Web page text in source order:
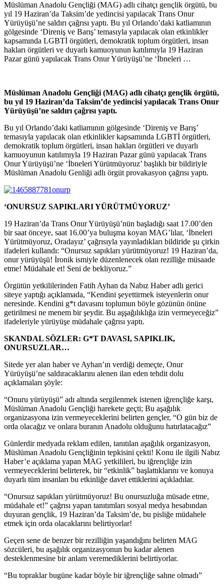
Müslüman Anadolu Gençliği (MAG) adlı cihatçı gençlik örgütü, bu
yıl 19 Haziran’da Taksim’de yedincisi yapılacak Trans Onur
Yürüyüşü’ne saldırı çağrısı yaptı. Bu yıl Orlando’daki katliamının
gölgesinde ‘Direniş ve Barış’ temasıyla yapılacak olan etkinlikler
kapsamında LGBTİ örgütleri, demokratik toplum örgütleri, insan
hakları örgütleri ve duyarlı kamuoyunun katılımıyla 19 Haziran
Pazar günü yapılacak Trans Onur Yürüyüşü’ne ‘İbneleri …
Müslüman Anadolu Gençliği (MAG) adlı cihatçı gençlik örgütü,
bu yıl 19 Haziran’da Taksim’de yedincisi yapılacak Trans Onur
Yürüyüşü’ne saldırı çağrısı yaptı.
Bu yıl Orlando’daki katliamının gölgesinde ‘Direniş ve Barış’
temasıyla yapılacak olan etkinlikler kapsamında LGBTİ örgütleri,
demokratik toplum örgütleri, insan hakları örgütleri ve duyarlı
kamuoyunun katılımıyla 19 Haziran Pazar günü yapılacak Trans
Onur Yürüyüşü’ne ‘İbneleri Yürütmüyoruz’ başlıklı bir bildiriyle
Müslüman Anadolu Genliği adlı örgüt provakasyon çağrısı yaptı.
‘ONURSUZ SAPIKLARI YÜRÜTMÜYORUZ’
19 Haziran’da Trans Onur Yürüyüşü’nün başladığı saat 17.00’den
bir saat önceye, saat 16.00’ya buluşma koyan MAG’lılar, ‘İbneleri
Yürütmüyoruz, Oradayız’ çağrısıyla yayınladıkları bildiride şu çirkin
ifadeleri kullandı: “Onursuz sapıkları yürütmüyoruz! 19 Haziran’da,
onur yürüyüşü! İronik ismiyle düzenlenecek olan rezilliğe müsaade
etme! Müdahale et! Seni de bekliyoruz.”
Örgütün yetkililerinden Fatih Ayhan da Nabız Haber adlı gerici
siteye yaptığı açıklamada, “Kendini şeyettirmek isteyenlerin onur
neresinde. Kendini g*t davasını toplumun böyle gözünün önüne
getirilmesi ne menem bir şeydir. Bu aşşağılıklığa izin vermeyeceğiz”
ifadeleriyle yürüyüşe müdahale çağrısı yaptı.
SKANDAL SÖZLER: G*T DAVASI, SAPIKLIK,
ONURSUZLAR…
Sitede yer alan haber ve Ayhan’ın verdiği demeçte, Onur
Yürüyüşü’ne saldıracaklarını alenen ilan eden tehdit dolu
açıklamaları şöyle:
“Onuru yürüyüşü” adı altında sergilenmek istenen iğrençliğe karşı,
Müslüman Anadolu Gençliği harekete geçti; Bu aşağılık
organizasyona izin vermeyeceklerini belirten gençler, “O gün biz de
orda olacağız ve onlara buranın Anadolu olduğunu hatırlatacağız”
Günlerdir medyada reklam edilen, tanıtılan aşağılık organizasyon,
Müslüman Anadolu Gençliğinin tepkisini çekti! Konu ile ilgili Nabız
Haber’e açıklama yapan MAG yetkilileri, bu iğrençliğe izin
vermeyeceklerini belirterek, bir “etkinlik” başlattıklarını ve konuya
duyarlı tüm insanları bu etkinliğe davet ettiklerini açıkladılar.
“Onursuz sapıkları yürütmüyoruz! Bu onursuzluğa müsade etme,
müdahale et!” çağrısı yapan tanıtımları sosyal medya hesabından
duyuran gençlik, 19 Haziran’da Taksim’de, bu pisliğe müdahele
etmek için orda olacaklarını belirtiyorlar!
Geçen sene de benzer bir rezilliğin yaşandığını belirten MAG
sözcüleri, bu aşağılık organizasyonun bu kadar alenen
desteklenmesine bir anlam veremediklerini belirtiyorlar.
“Bu topraklar bugüne kadar böyle bir iğrençliğe sahne olmadı”